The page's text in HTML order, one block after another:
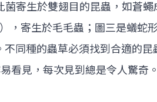
菌寄生於雙翅目的昆蟲，如蒼蠅
，寄生於毛毛蟲；圖三是蟻蛇
不同種的蟲草必須找到合適的昆
看見，每次見到總是令人驚奇。